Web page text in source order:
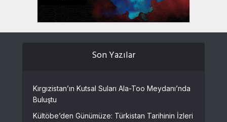
Son Yazılar
Kırgızistan’ın Kutsal Suları Ala-Too Meydanı’nda
Buluştu
Kültöbe’den Günümüze: Türkistan Tarihinin İzleri